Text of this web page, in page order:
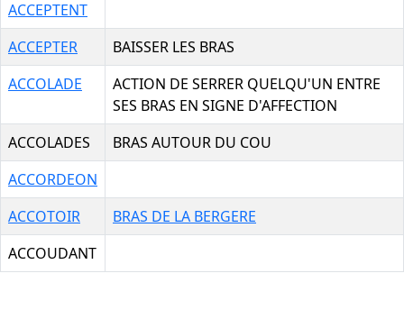
ACCEPTENT
ACCEPTER
BAISSER LES BRAS
ACCOLADE
ACTION DE SERRER QUELQU'UN ENTRE
SES BRAS EN SIGNE D'AFFECTION
ACCOLADES
BRAS AUTOUR DU COU
ACCORDEON
ACCOTOIR
BRAS DE LA BERGERE
ACCOUDANT